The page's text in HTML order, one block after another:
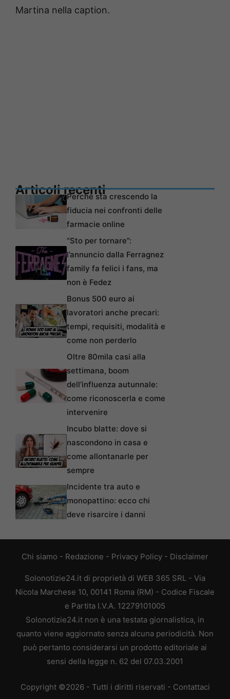
Martina nella caption.
Articoli recentiPerché sta crescendo la
fiducia nei confronti delle
farmacie online
“Sto per tornare”:
l’annuncio dalla Ferragnez
family fa felici i fans, ma
non è Fedez
Bonus 500 euro ai
lavoratori anche precari:
tempi, requisiti, modalità e
come non perderlo
Oltre 80mila casi alla
settimana, boom
dell’influenza autunnale:
come riconoscerla e come
intervenire
Incubo blatte: dove si
nascondono in casa e
come allontanarle per
sempre
Incidente tra auto e
monopattino: ecco chi
deve risarcire i danni
Chi siamo - Redazione - Privacy Policy - Disclaimer
Solonotizie24.it di proprietà di WEB 365 SRL - Via
Nicola Marchese 10, 00141 Roma (RM) - Codice Fiscale
e Partita I.V.A. 12279101005
Solonotizie24.it non è una testata giornalistica, in
quanto viene aggiornato senza alcuna periodicità. Non
può pertanto considerarsi un prodotto editoriale ai
sensi della legge n. 62 del 07.03.2001
Copyright ©2026 - Tutti i diritti riservati - Contattaci